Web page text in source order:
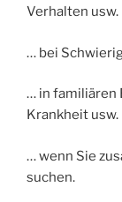
Verhalten usw.
… bei
… in familiären
Krankheit usw.
… wenn Sie
suchen.